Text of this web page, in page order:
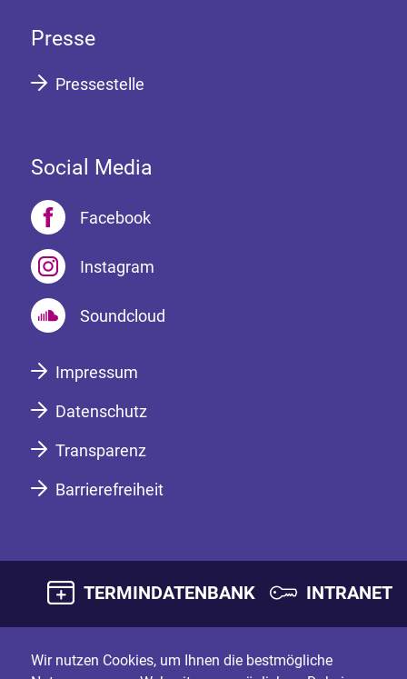
Presse
Pressestelle
Social Media
Facebook
Instagram
Soundcloud
Impressum
Datenschutz
Transparenz
Barrierefreiheit
TERMINDATENBANK INTRANET
Wir nutzen Cookies, um Ihnen die bestmögliche